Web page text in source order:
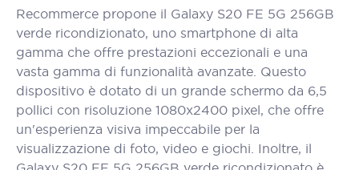
Recommerce propone il Galaxy S20 FE 5G 256GB
verde ricondizionato, uno smartphone di alta
gamma che offre prestazioni eccezionali e una
vasta gamma di funzionalità avanzate. Questo
dispositivo è dotato di un grande schermo da 6,5
pollici con risoluzione 1080x2400 pixel, che offre
un'esperienza visiva impeccabile per la
visualizzazione di foto, video e giochi. Inoltre, il